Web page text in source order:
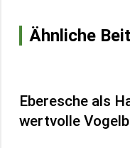
Ähnliche
Eberesche als
wertvolle